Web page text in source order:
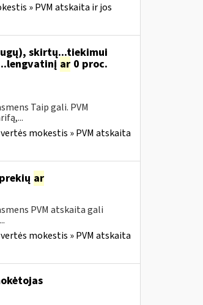
» PVM atskaita ir jos
skirtų...tiekimui
ar0 proc.
Taip gali. PVM
mokestis » PVM atskaita
ar
PVM atskaita gali
mokestis » PVM atskaita